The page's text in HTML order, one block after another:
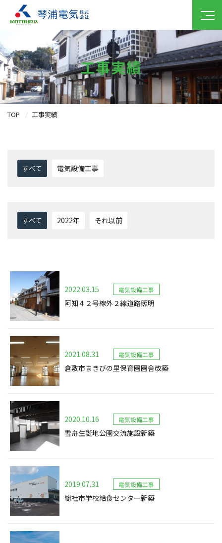
工事実績
TOP 工事実績
すべて 電気設備工事
すべて 2022年 それ以前
2022.03.15 電気設備工事
阿知４２号線外２線道路照明
2021.08.31 電気設備工事
倉敷市まきびの里保育園園舎改築
2020.10.16 電気設備工事
雪舟生誕地公園交流施設新築
2019.07.31 電気設備工事
総社市学校給食センター新築